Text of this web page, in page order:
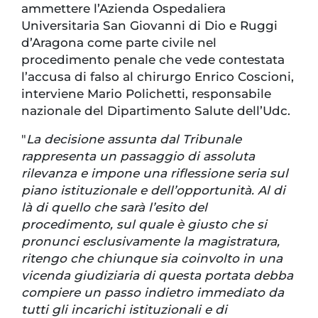
ammettere l’Azienda Ospedaliera
Universitaria San Giovanni di Dio e Ruggi
d’Aragona come parte civile nel
procedimento penale che vede contestata
l’accusa di falso al chirurgo Enrico Coscioni,
interviene Mario Polichetti, responsabile
nazionale del Dipartimento Salute dell’Udc.
"La decisione assunta dal Tribunale
rappresenta un passaggio di assoluta
rilevanza e impone una riflessione seria sul
piano istituzionale e dell’opportunità. Al di
là di quello che sarà l’esito del
procedimento, sul quale è giusto che si
pronunci esclusivamente la magistratura,
ritengo che chiunque sia coinvolto in una
vicenda giudiziaria di questa portata debba
compiere un passo indietro immediato da
tutti gli incarichi istituzionali e di